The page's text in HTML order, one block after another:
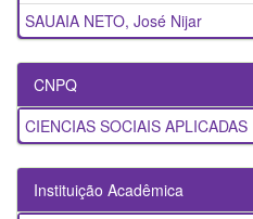
SAUAIA NETO, José Nijar
CNPQ
CIENCIAS SOCIAIS APLICADAS
Instituição Acadêmica